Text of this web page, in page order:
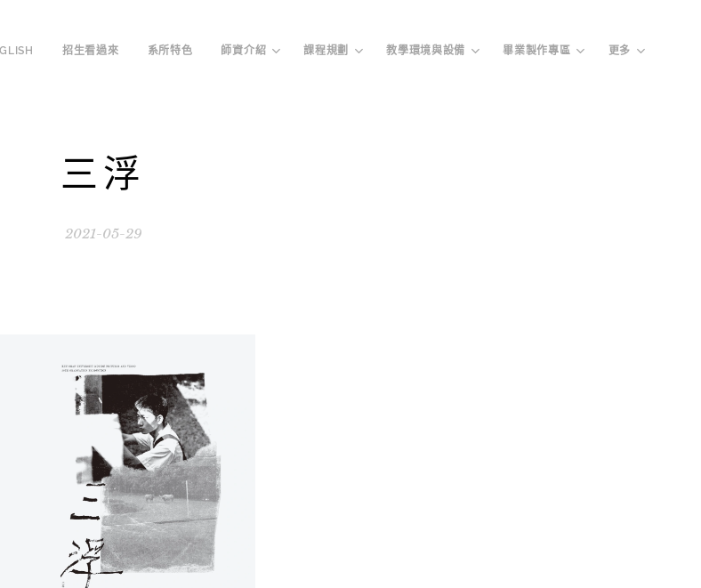
招生看過來 系所特色 師資介紹 課程規劃 教學環境與設備 畢業製作專區 更多
三浮
2021-05-29